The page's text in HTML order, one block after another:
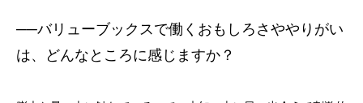
──バリューブックスで働くおもしろさややりがい
は、どんなところに感じますか？